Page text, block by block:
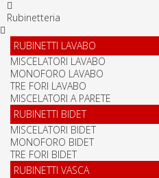
Rubinetteria
RUBINETTI LAVABO
MISCELATORI LAVABO
MONOFORO LAVABO
TRE FORI LAVABO
MISCELATORI A PARETE
RUBINETTI BIDET
MISCELATORI BIDET
MONOFORO BIDET
TRE FORI BIDET
RUBINETTI VASCA